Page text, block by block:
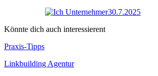
30.7.2025
Könnte dich auch interessierent
Praxis-Tipps
Linkbuilding Agentur